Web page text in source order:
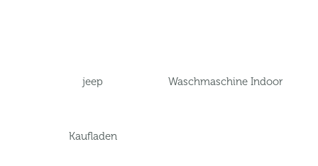
jeep Waschmaschine Indoor
Kaufladen